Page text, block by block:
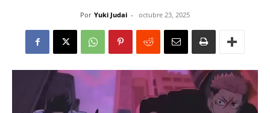
Por Yuki Judai - octubre 23, 2025